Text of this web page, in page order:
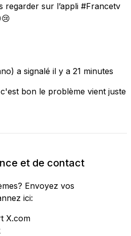
regarder sur l’appli #Francetv
a signalé il y a 21 minutes
bon le problème vient juste
et de contact
Envoyez vos
ici:
X.com